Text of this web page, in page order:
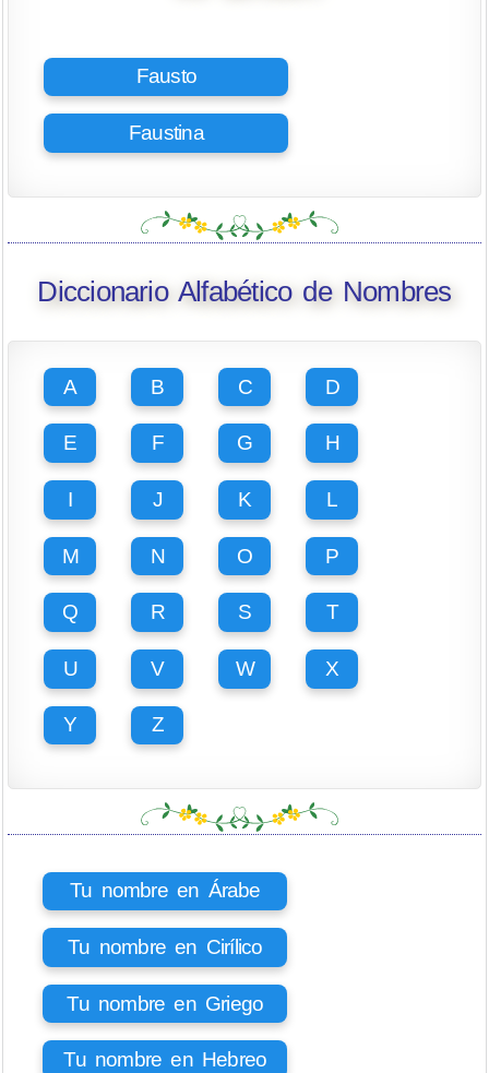
Fausto
Faustina
Diccionario Alfabético de Nombres
A B C D
E F G H
I J K L
M N O P
Q R S T
U V W X
Y Z
Tu nombre en Árabe
Tu nombre en Cirílico
Tu nombre en Griego
Tu nombre en Hebreo